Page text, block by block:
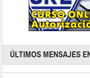
ÚLTIMOS MENSAJES